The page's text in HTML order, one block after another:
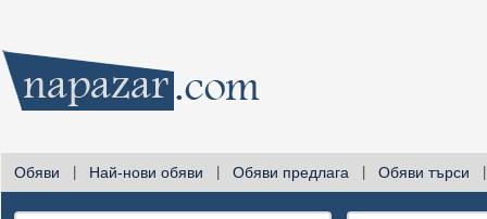
Обяви Най-нови обяви Обяви предлага Обяви търси